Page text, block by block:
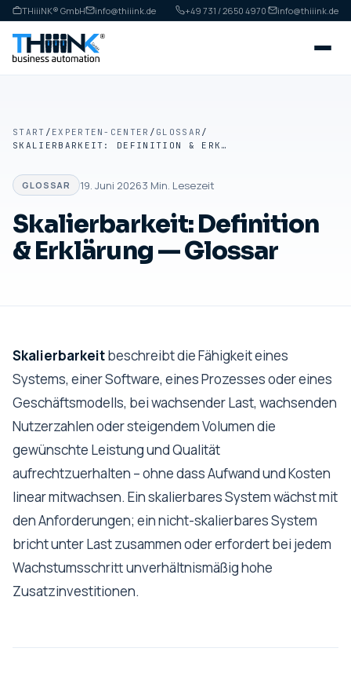
THiiiNK® GmbH info@thiiink.de +49 731 / 2650 4970· info@thiiink.de
START / EXPERTEN-CENTER / GLOSSAR /
SKALIERBARKEIT: DEFINITION & ERKLÄRUNG — GLOSSAR
GLOSSAR 19. Juni 20263 Min. Lesezeit
Skalierbarkeit: Definition
& Erklärung — Glossar
Skalierbarkeitbeschreibt die Fähigkeit eines
Systems, einer Software, eines Prozesses oder eines
Geschäftsmodells, bei wachsender Last, wachsenden
Nutzerzahlen oder steigendem Volumen die
gewünschte Leistung und Qualität
aufrechtzuerhalten – ohne dass Aufwand und Kosten
linear mitwachsen. Ein skalierbares System wächst mit
den Anforderungen; ein nicht-skalierbares System
bricht unter Last zusammen oder erfordert bei jedem
Wachstumsschritt unverhältnismäßig hohe
Zusatzinvestitionen.